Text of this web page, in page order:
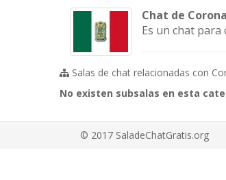
Chat de
Es un chat
Salas de chat relacionadas con
No existen subsalas en esta
© 2017 SaladeChatGratis.org